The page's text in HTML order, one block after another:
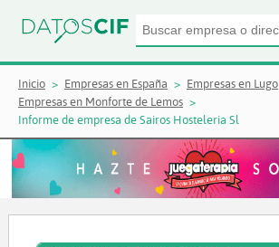
Inicio Empresas en España
Empresas en Lugo
Empresas en Monforte de Lemos
Informe de empresa de Sairos Hosteleria Sl